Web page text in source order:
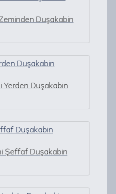
Duşakabin
Yerden Duşakabin
Şeffaf Duşakabin